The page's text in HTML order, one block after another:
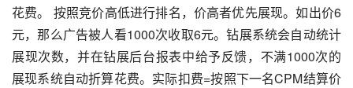
花费。 按照竞价高低进行排名，价高者优先展现。如出价6
元，那么广告被人看1000次收取6元。钻展系统会自动统计
展现次数，并在钻展后台报表中给予反馈，不满1000次的
展现系统自动折算花费。实际扣费=按照下一名CPM结算价